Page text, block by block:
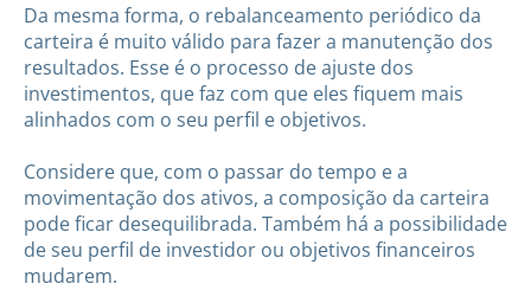
Da mesma forma, o rebalanceamento periódico da
carteira é muito válido para fazer a manutenção dos
resultados. Esse é o processo de ajuste dos
investimentos, que faz com que eles fiquem mais
alinhados com o seu perfil e objetivos.
Considere que, com o passar do tempo e a
movimentação dos ativos, a composição da carteira
pode ficar desequilibrada. Também há a possibilidade
de seu perfil de investidor ou objetivos financeiros
mudarem.